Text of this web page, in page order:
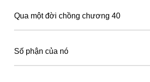
Qua một đời chồng chương 40
Số phận của nó